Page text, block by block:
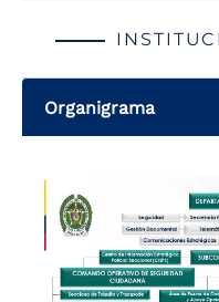
Organigrama